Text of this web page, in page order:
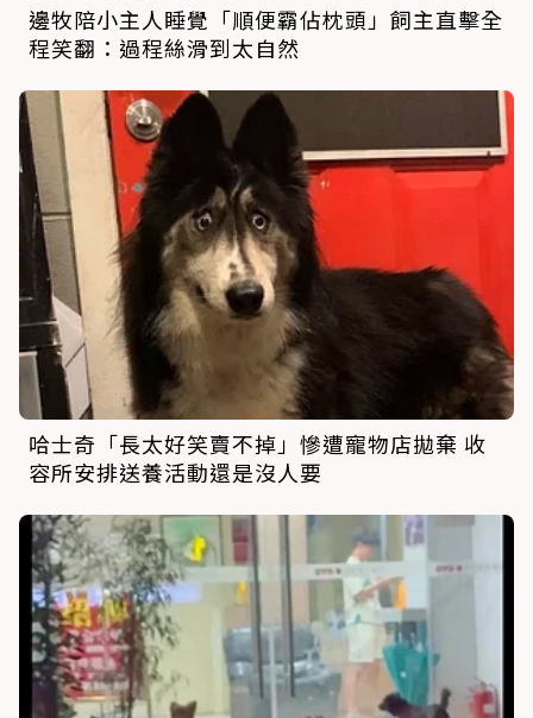
邊牧陪小主人睡覺「順便霸佔枕頭」飼主直擊全
程笑翻：過程絲滑到太自然
哈士奇「長太好笑賣不掉」慘遭寵物店拋棄 收
容所安排送養活動還是沒人要